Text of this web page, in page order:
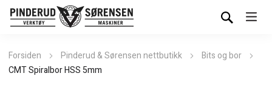
Forsiden Pinderud & Sørensen nettbutikk
Bits og bor
CMT Spiralbor HSS 5mm